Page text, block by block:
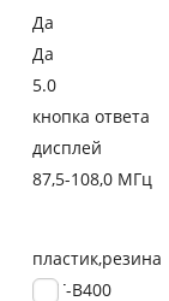
Да
Да
5.0
кнопка ответа
дисплей
87,5-108,0 МГц
пластик,резина
FMT-B400